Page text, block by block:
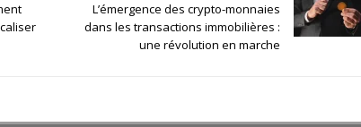
L’émergence des crypto-monnaies
dans les transactions immobilières :
une révolution en marche